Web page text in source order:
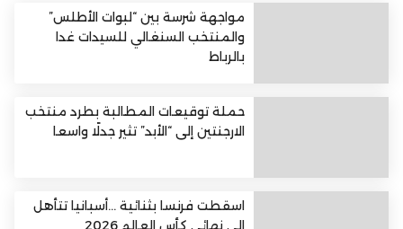
مواجهة شرسة بين “لبوات الأطلس”
والمنتخب السنغالي للسيدات غدا
بالرباط
حملة توقيعات المطالبة بطرد منتخب
الارجنتين إلى “الأبد” تثير جدلًا واسعا
اسقطت فرنسا بثنائية …أسبانيا تتأهل
إلى نهائي كأس العالم 2026